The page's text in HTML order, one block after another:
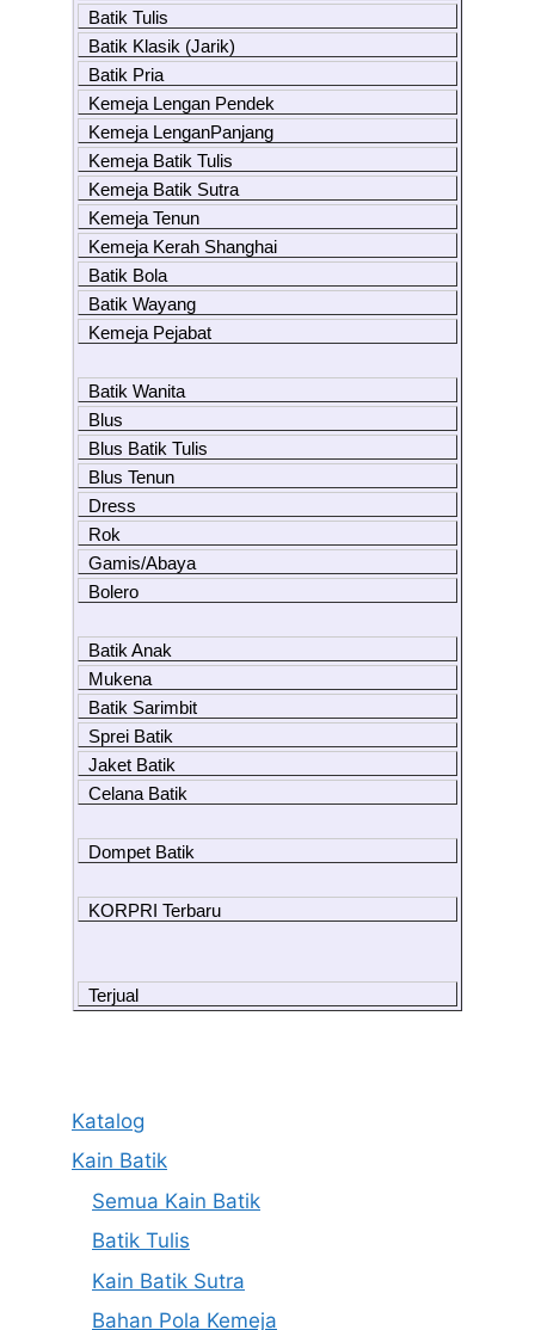
Batik Tulis
Batik Klasik (Jarik)
Batik Pria
Kemeja Lengan Pendek
Kemeja LenganPanjang
Kemeja Batik Tulis
Kemeja Batik Sutra
Kemeja Tenun
Kemeja Kerah Shanghai
Batik Bola
Batik Wayang
Kemeja Pejabat
Batik Wanita
Blus
Blus Batik Tulis
Blus Tenun
Dress
Rok
Gamis/Abaya
Bolero
Batik Anak
Mukena
Batik Sarimbit
Sprei Batik
Jaket Batik
Celana Batik
Dompet Batik
KORPRI Terbaru
Terjual
Katalog
Kain Batik
Semua Kain Batik
Batik Tulis
Kain Batik Sutra
Bahan Pola Kemeja